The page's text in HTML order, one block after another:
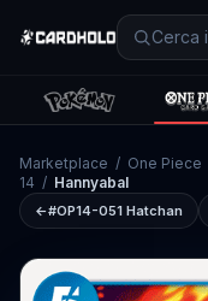
Marketplace / One Piece
14 / Hannyabal
←#OP14-051 Hatchan